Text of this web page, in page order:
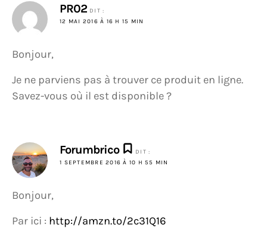
PR02 DIT :
12 MAI 2016 À 16 H 15 MIN
Bonjour,
Je ne parviens pas à trouver ce produit en ligne.
Savez-vous où il est disponible ?
Forumbrico
DIT :
1 SEPTEMBRE 2016 À 10 H 55 MIN
Bonjour,
Par ici : http://amzn.to/2c31Q16